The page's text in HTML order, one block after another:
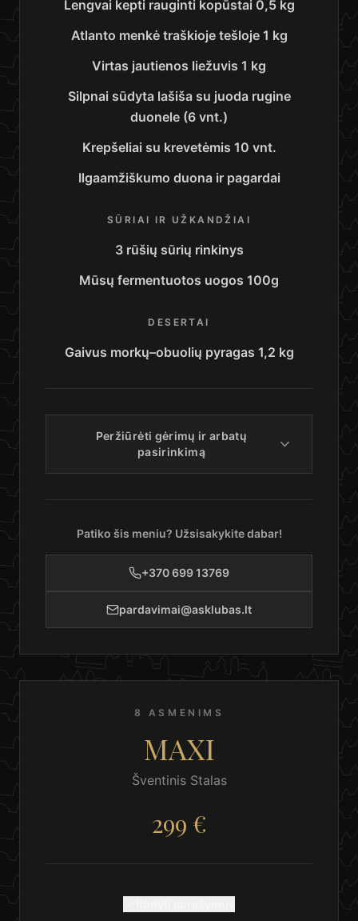
Lengvai kepti rauginti kopūstai 0,5 kg
Atlanto menkė traškioje tešloje 1 kg
Virtas jautienos liežuvis 1 kg
Silpnai sūdyta lašiša su juoda rugine
duonele (6 vnt.)
Krepšeliai su krevetėmis 10 vnt.
Ilgaamžiškumo duona ir pagardai
SŪRIAI IR UŽKANDŽIAI
3 rūšių sūrių rinkinys
Mūsų fermentuotos uogos 100g
DESERTAI
Gaivus morkų–obuolių pyragas 1,2 kg
Peržiūrėti gėrimų ir arbatų
pasirinkimą
Patiko šis meniu? Užsisakykite dabar!
+370 699 13769
pardavimai@asklubas.lt
8 ASMENIMS
MAXI
Šventinis Stalas
299 €